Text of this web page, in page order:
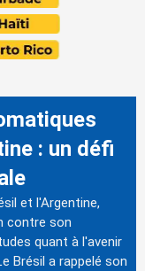
: un défi
et l'Argentine,
contre son
quant à l'avenir
Brésil a rappelé son